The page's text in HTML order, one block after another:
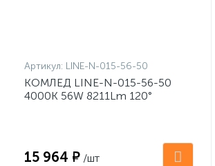
Артикул: LINE-N-015-56-50
КОМЛЕД LINE-N-015-56-50
4000K 56W 8211Lm 120°
15 964 ₽ /шт